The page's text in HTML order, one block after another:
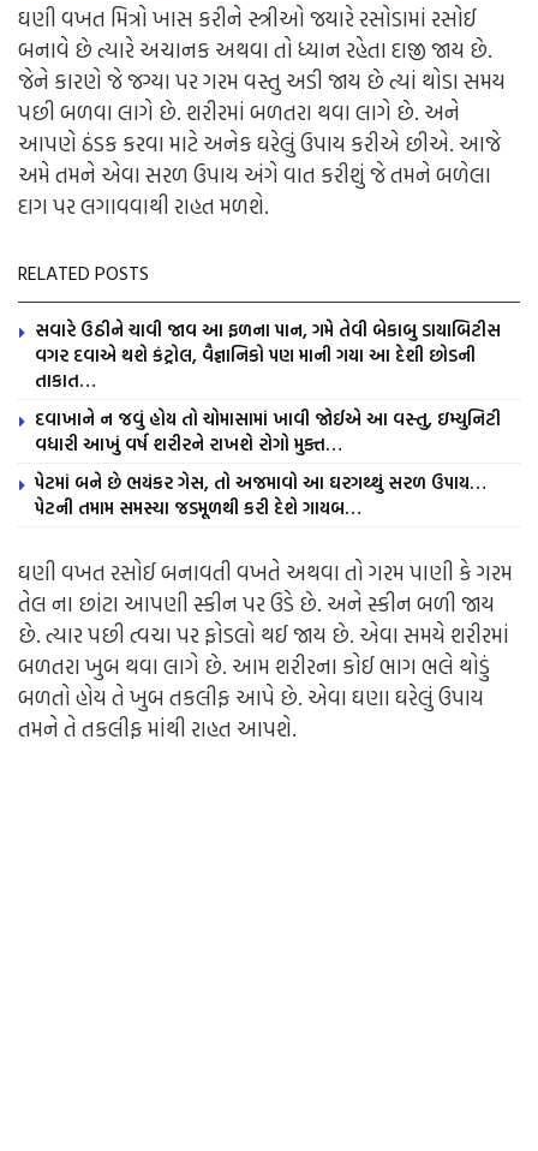
ઘણી વખત મિત્રો ખાસ કરીને સ્ત્રીઓ જયારે રસોડામાં રસોઈ
બનાવે છે ત્યારે અચાનક અથવા તો ધ્યાન રહેતા દાજી જાય છે.
જેને કારણે જે જગ્યા પર ગરમ વસ્તુ અડી જાય છે ત્યાં થોડા સમય
પછી બળવા લાગે છે. શરીરમાં બળતરા થવા લાગે છે. અને
આપણે ઠંડક કરવા માટે અનેક ઘરેલું ઉપાય કરીએ છીએ. આજે
અમે તમને એવા સરળ ઉપાય અંગે વાત કરીશું જે તમને બળેલા
દાગ પર લગાવવાથી રાહત મળશે.
RELATED POSTS
સવારે ઉઠીને ચાવી જાવ આ ફળના પાન, ગમે તેવી બેકાબુ ડાયાબિટીસ
વગર દવાએ થશે કંટ્રોલ, વૈજ્ઞાનિકો પણ માની ગયા આ દેશી છોડની
તાકાત…
દવાખાને ન જવું હોય તો ચોમાસામાં ખાવી જોઈએ આ વસ્તુ, ઇમ્યુનિટી
વધારી આખું વર્ષ શરીરને રાખશે રોગો મુક્ત…
પેટમાં બને છે ભયંકર ગેસ, તો અજમાવો આ ઘરગથ્થું સરળ ઉપાય…
પેટની તમામ સમસ્યા જડમૂળથી કરી દેશે ગાયબ…
ઘણી વખત રસોઈ બનાવતી વખતે અથવા તો ગરમ પાણી કે ગરમ
તેલ ના છાંટા આપણી સ્કીન પર ઉડે છે. અને સ્કીન બળી જાય
છે. ત્યાર પછી ત્વચા પર ફોડલો થઈ જાય છે. એવા સમયે શરીરમાં
બળતરા ખુબ થવા લાગે છે. આમ શરીરના કોઈ ભાગ ભલે થોડું
બળતો હોય તે ખુબ તકલીફ આપે છે. એવા ઘણા ઘરેલું ઉપાય
તમને તે તકલીફ માંથી રાહત આપશે.